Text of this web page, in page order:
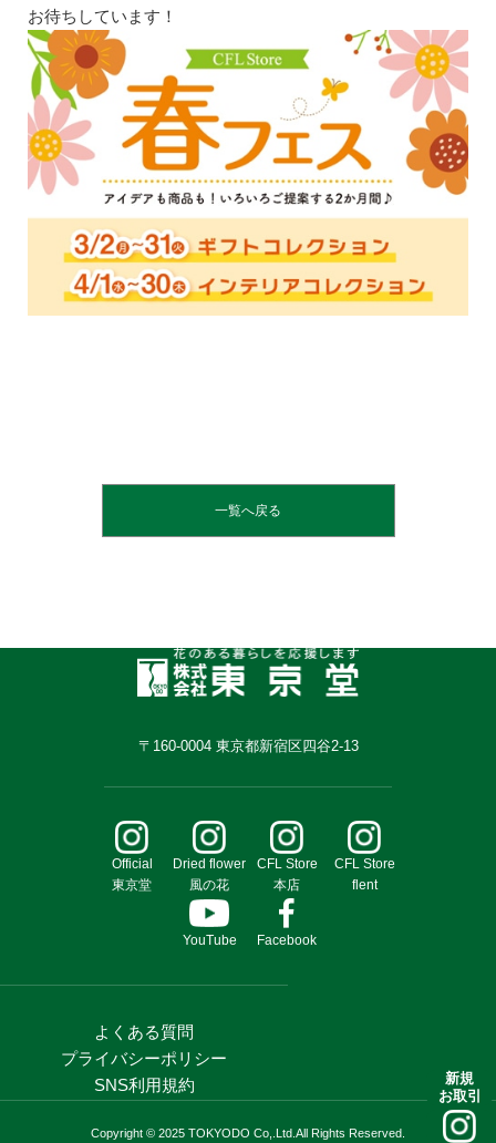
お待ちしています！
一覧へ戻る
新規
お取引
〒160-0004 東京都新宿区四谷2-13
Copyright © 2025 TOKYODO Co,.Ltd.All Rights Reserved.
Official
東京堂
Dried flower
風の花
CFL Store
本店
CFL Store
flent
YouTube Facebook
よくある質問
プライバシーポリシー
SNS利用規約